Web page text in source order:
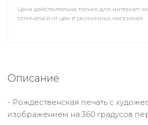
Цена действительна только для интернет-
отличаться от цен в розничных магазинах
Описание
- Рождественская печать с
изображением на 360 градусов